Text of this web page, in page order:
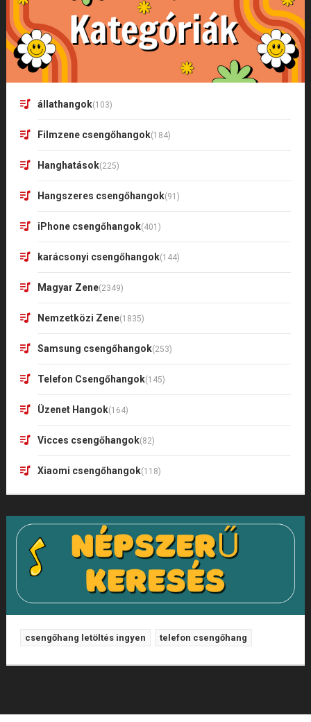
állathangok(103)
Filmzene csengőhangok(184)
Hanghatások(225)
Hangszeres csengőhangok(91)
iPhone csengőhangok(401)
karácsonyi csengőhangok(144)
Magyar Zene(2349)
Nemzetközi Zene(1835)
Samsung csengőhangok(253)
Telefon Csengőhangok(145)
Üzenet Hangok(164)
Vicces csengőhangok(82)
Xiaomi csengőhangok(118)
csengőhang letöltés ingyen telefon csengőhang